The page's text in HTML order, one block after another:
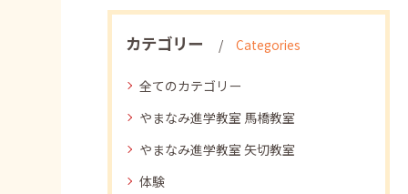
カテゴリー Categories
全てのカテゴリー
やまなみ進学教室 馬橋教室
やまなみ進学教室 矢切教室
体験